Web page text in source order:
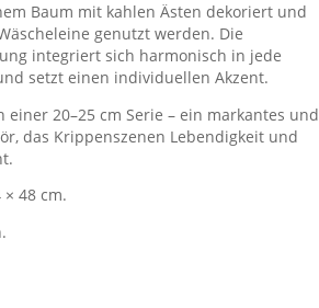
Baum mit kahlen Ästen dekoriert und
genutzt werden. Die
integriert sich harmonisch in jede
setzt einen individuellen Akzent.
einer 20–25 cm Serie – ein markantes und
das Krippenszenen Lebendigkeit und
× 48 cm.